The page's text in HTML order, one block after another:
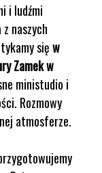
i ludźmi
naszych
sięw
Zamek w
ministudio i
Rozmowy
atmosferze.